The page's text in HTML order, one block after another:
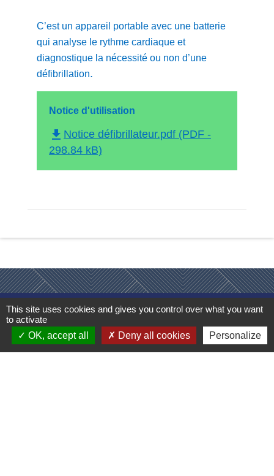
C’est un appareil portable avec une batterie
qui analyse le rythme cardiaque et
diagnostique la nécessité ou non d’une
défibrillation.
Notice d'utilisation
file_download Notice défibrillateur.pdf (PDF -
298.84 kB)
Contacts
Commune de Rospez
This site uses cookies and gives you control over what you want
to activate
OK, accept all
Deny all cookies Personalize